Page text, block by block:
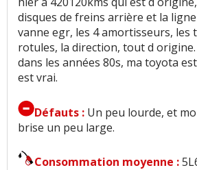
disques de freins arrière et la
vanne egr, les 4 amortisseurs, les
rotules, la direction, tout d
dans les années 80s, ma toyota
est vrai.
Défauts : Un peu lourde, et
brise un peu large.
Consommation moyenne :